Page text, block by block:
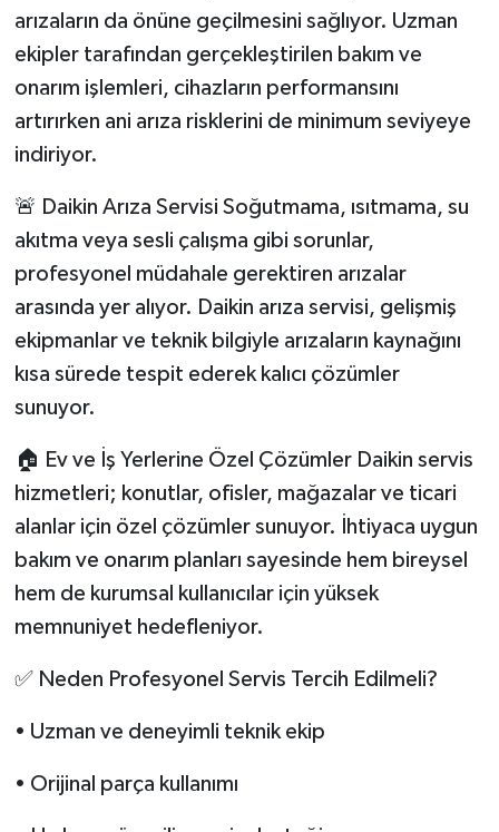
arızaların da önüne geçilmesini sağlıyor. Uzman
ekipler tarafından gerçekleştirilen bakım ve
onarım işlemleri, cihazların performansını
artırırken ani arıza risklerini de minimum seviyeye
indiriyor.
🚨 Daikin Arıza Servisi Soğutmama, ısıtmama, su
akıtma veya sesli çalışma gibi sorunlar,
profesyonel müdahale gerektiren arızalar
arasında yer alıyor. Daikin arıza servisi, gelişmiş
ekipmanlar ve teknik bilgiyle arızaların kaynağını
kısa sürede tespit ederek kalıcı çözümler
sunuyor.
🏠 Ev ve İş Yerlerine Özel Çözümler Daikin servis
hizmetleri; konutlar, ofisler, mağazalar ve ticari
alanlar için özel çözümler sunuyor. İhtiyaca uygun
bakım ve onarım planları sayesinde hem bireysel
hem de kurumsal kullanıcılar için yüksek
memnuniyet hedefleniyor.
✅ Neden Profesyonel Servis Tercih Edilmeli?
• Uzman ve deneyimli teknik ekip
• Orijinal parça kullanımı